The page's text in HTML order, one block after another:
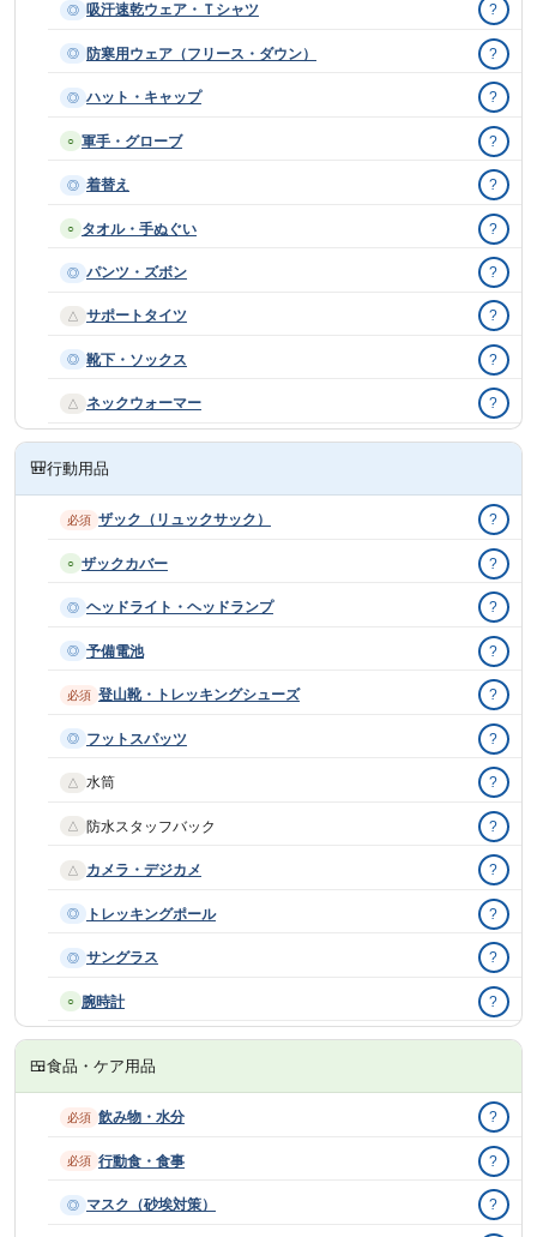
◎ 吸汗速乾ウェア・Ｔシャツ ?
◎ 防寒用ウェア（フリース・ダウン） ?
◎ ハット・キャップ ?
○ 軍手・グローブ ?
◎ 着替え ?
○ タオル・手ぬぐい ?
◎ パンツ・ズボン ?
△ サポートタイツ ?
◎ 靴下・ソックス ?
△ ネックウォーマー ?
🎒行動用品
必須 ザック（リュックサック） ?
○ ザックカバー ?
◎ ヘッドライト・ヘッドランプ ?
◎ 予備電池 ?
必須 登山靴・トレッキングシューズ ?
◎ フットスパッツ ?
△ 水筒 ?
△ 防水スタッフバック ?
△ カメラ・デジカメ ?
◎ トレッキングポール ?
◎ サングラス ?
○ 腕時計 ?
🍱食品・ケア用品
必須 飲み物・水分 ?
必須 行動食・食事 ?
◎ マスク（砂埃対策） ?